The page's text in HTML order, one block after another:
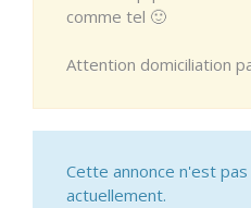
comme tel 🙂
Attention domiciliation
Cette annonce n'est pas
actuellement.